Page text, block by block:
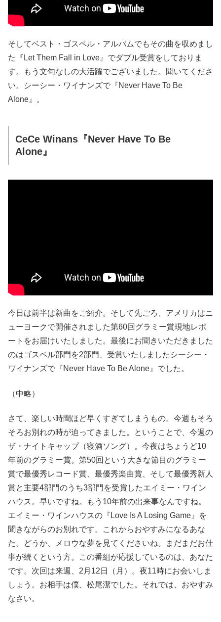
そしてベスト・ゴスペル・アルバムでもその曲を収めまし
た『Let Them Fall in Love』でダブル受賞をしておりま
す。もう文句なしの大活躍でございました。聞いてくださ
い。シーシー・ワイナンズで『Never Have To Be
Alone』。
CeCe Winans『Never Have To Be
Alone』
今日は前半は新曲をご紹介。そして先ごろ、アメリカはニ
ューヨークで開催されました第60回グラミー賞現地レポ
ートをお届けいたしました。最後にお聞きいただきました
のはゴスペル部門を2部門、受賞いたしましたシーシー・
ワイナンズで『Never Have To Be Alone』でした。
（中略）
さて、楽しい時間ほど早くすぎてしまうもの。今週もそろ
そろお別れの時が迫ってきました。ということで、今週の
ザ・ナイトキャップ（寝酒ソング）。今夜はちょうど10
年前のグラミー賞。第50回という大きな節目のグラミー
賞で最優秀レコード賞、最優秀楽曲賞、そして最優秀新人
賞と主要4部門のうち3部門を受賞したエイミー・ワイン
ハウス。早いですね。もう10年前の出来事なんですね。
エイミー・ワインハウスの『Love Is A Losing Game』を
聞きながらのお別れです。これからおやすみになるあな
た。どうか、メロウな夢を見てくださいね。まだまだお仕
事が続くという方。この番組が応援しているのは、あなた
です。次回は来週、2月12日（月）。夜11時にお会いしま
しょう。お相手は僕、松尾潔でした。それでは、おやすみ
なさい。